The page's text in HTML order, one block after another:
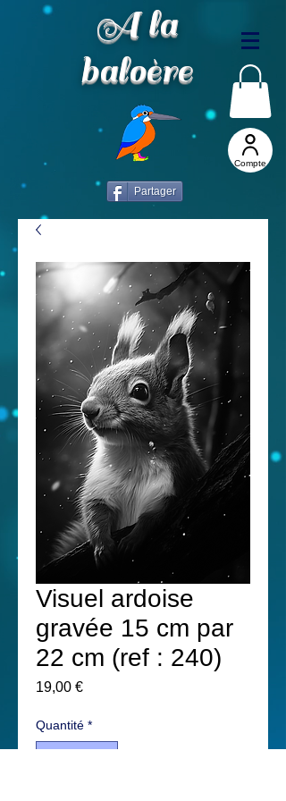
A la
baloère
Compte
Partager
Visuel ardoise
gravée 15 cm par
22 cm (ref : 240)
19,00 €Prix
Quantité *